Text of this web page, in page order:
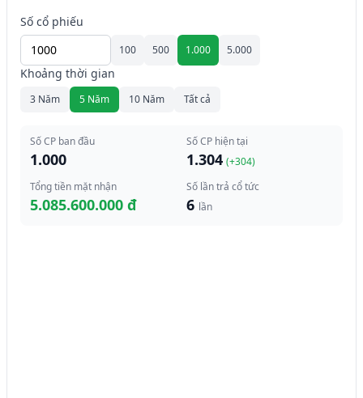
Số cổ phiếu
100 500 1.000 5.000
Khoảng thời gian
3 Năm 5 Năm 10 Năm Tất cả
Số CP ban đầu
1.000
Số CP hiện tại
1.304 (+304)
Tổng tiền mặt nhận
5.085.600.000 đ
Số lần trả cổ tức
6 lần